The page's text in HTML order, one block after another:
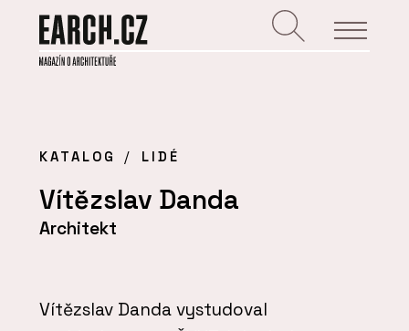
KATALOG LIDÉ
Vítězslav Danda
Architekt
Vítězslav Danda vystudoval